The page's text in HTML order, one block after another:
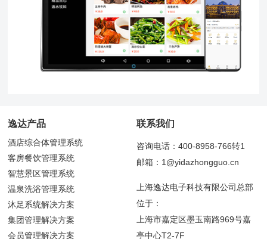
逸达产品
酒店综合体管理系统
客房餐饮管理系统
智慧景区管理系统
温泉洗浴管理系统
沐足系统解决方案
集团管理解决方案
会员管理解决方案
联系我们
咨询电话：400-8958-766转1
邮箱：1@yidazhongguo.cn
上海逸达电子科技有限公司总部
位于：
上海市嘉定区墨玉南路969号嘉
亭中心T2-7F